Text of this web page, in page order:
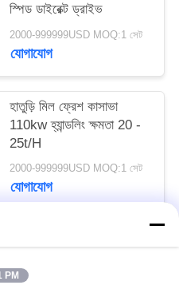
স্পিড ডাইরেক্ট ড্রাইভ
2000-999999USD MOQ:1 সেট
যোগাযোগ
হাতুড়ি মিল ফ্রেশ কাসাভা
110kw হ্যান্ডলিং ক্ষমতা 20 -
25t/H
2000-999999USD MOQ:1 সেট
যোগাযোগ
PM